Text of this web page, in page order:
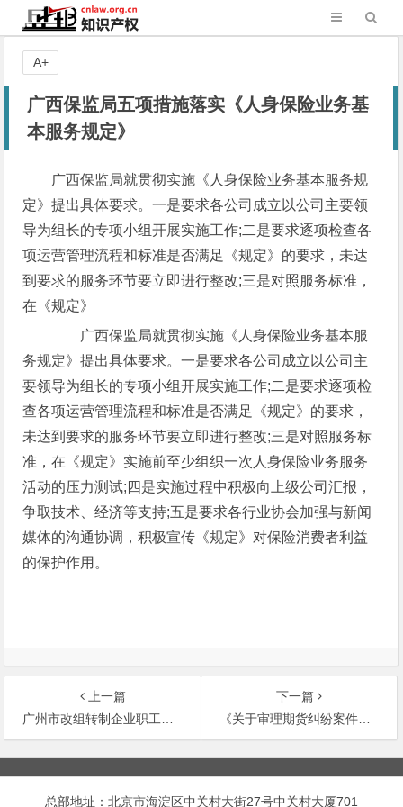
广西保监局五项措施落实《人身保险业务基
本服务规定》
广西保监局就贯彻实施《人身保险业务基本服务规
定》提出具体要求。一是要求各公司成立以公司主要领
导为组长的专项小组开展实施工作;二是要求逐项检查各
项运营管理流程和标准是否满足《规定》的要求，未达
到要求的服务环节要立即进行整改;三是对照服务标准，
在《规定》
广西保监局就贯彻实施《人身保险业务基本服
务规定》提出具体要求。一是要求各公司成立以公司主
要领导为组长的专项小组开展实施工作;二是要求逐项检
查各项运营管理流程和标准是否满足《规定》的要求，
未达到要求的服务环节要立即进行整改;三是对照服务标
准，在《规定》实施前至少组织一次人身保险业务服务
活动的压力测试;四是实施过程中积极向上级公司汇报，
争取技术、经济等支持;五是要求各行业协会加强与新闻
媒体的沟通协调，积极宣传《规定》对保险消费者利益
的保护作用。
A+
上一篇
广州市改组转制企业职工安置管理暂行办法
下一篇
《关于审理期货纠纷案件的若干规定》立法要义回顾及相关完善问题研究
文
章
总部地址：北京市海淀区中关村大街27号中关村大厦701